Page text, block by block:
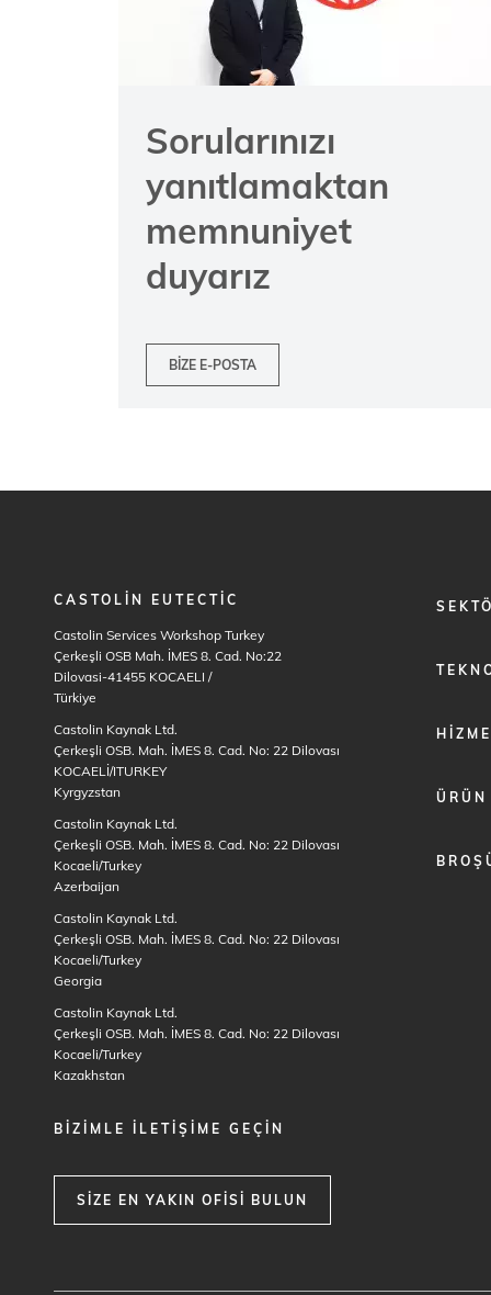
Sorularınızı
yanıtlamaktan
memnuniyet
duyarız
BIZE E-POSTA
CASTOLIN EUTECTIC
Castolin Services Workshop Turkey
Çerkeşli OSB Mah. İMES 8. Cad. No:22
Dilovasi-41455 KOCAELI /
Türkiye
Castolin Kaynak Ltd.
Çerkeşli OSB. Mah. İMES 8. Cad. No: 22 Dilovası
KOCAELİ/ITURKEY
Kyrgyzstan
Castolin Kaynak Ltd.
Çerkeşli OSB. Mah. İMES 8. Cad. No: 22 Dilovası
Kocaeli/Turkey
Azerbaijan
Castolin Kaynak Ltd.
Çerkeşli OSB. Mah. İMES 8. Cad. No: 22 Dilovası
Kocaeli/Turkey
Georgia
Castolin Kaynak Ltd.
Çerkeşli OSB. Mah. İMES 8. Cad. No: 22 Dilovası
Kocaeli/Turkey
Kazakhstan
BIZIMLE ILETIŞIME GEÇIN
SIZE EN YAKIN OFISI BULUN
FOOTER
ÜRÜN